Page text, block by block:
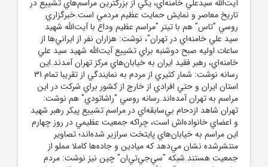
آيت‌الله سيدعلي خامنه‌اي، يکي از بزرگترين مراسم‌هاي تشييع در
تاريخ معاصر و نمايش حمايت عظيم مردمي است.خبرگزاري
روسي "تاس" هم با تيتر "مراسم عظيم وداع با آيت‌الله شهيد
سيد علي خامنه‌اي در تهران"، نوشت: هزاران نفر از ايراني‌ها از
ساعات اوليه صبح دوشنبه براي تشييع آيت‌الله شهيد سيد علي
خامنه‌اي، رهبر فقيد ايران به خيابان‌هاي مرکز تهران آمدند.اين
رسانه نوشت: شمار کثيري از مردم به نمايندگي از تقريبا تمام 31
استان ايران و حتي افرادي از خارج از کشور براي شرکت در اين
مراسم به تهران آمده‌اند.رسانه روسي "راشاتودي" هم نوشت:
تهران شاهد ازدحام بي‌سابقه‌اي در مراسم تشييع پيکر رهبر شهيد
و اعضاي خانواده‌اش است، چراکه جمعيت عظيمي در روز چهارم
اين مراسم به خيابان‌هاي پايتخت سرازير شده‌اند؛ تصاوير
منتشرشده نشان مي‌دهد که ميادين و جاده‌ها کاملا مملو از
جمعيت هستند.شبکه "سي‌جي‌تي‌ان" چين نيز نوشت: مردم